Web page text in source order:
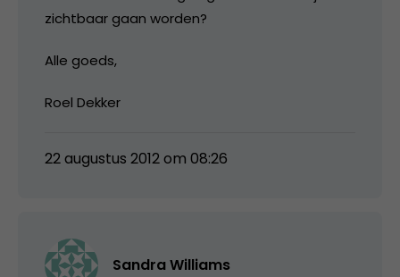
zichtbaar gaan worden?
Alle goeds,
Roel Dekker
22 augustus 2012 om 08:26
Sandra Williams